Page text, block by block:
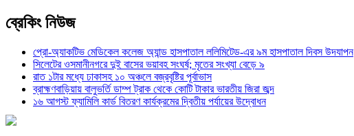
ব্রেকিং নিউজ
প্রো-অ্যাকটিভ মেডিকেল কলেজ অ্যান্ড হাসপাতাল ললিমিটেড-এর ৯ম হাসপাতাল দিবস উদযাপন
সিলেটের ওসমানীনগরে দুই বাসের ভয়াবহ সংঘর্ষ; মৃতের সংখ্যা বেড়ে ৯
রাত ১টার মধ্যে ঢাকাসহ ১০ অঞ্চলে বজ্রবৃষ্টির পূর্বাভাস
ব্রাহ্মণবাড়িয়ায় বালুভর্তি ডাম্প ট্রাক থেকে কোটি টাকার ভারতীয় জিরা জব্দ
১৬ আগস্ট ফ্যামিলি কার্ড বিতরণ কার্যক্রমের দ্বিতীয় পর্যায়ের উদ্বোধন